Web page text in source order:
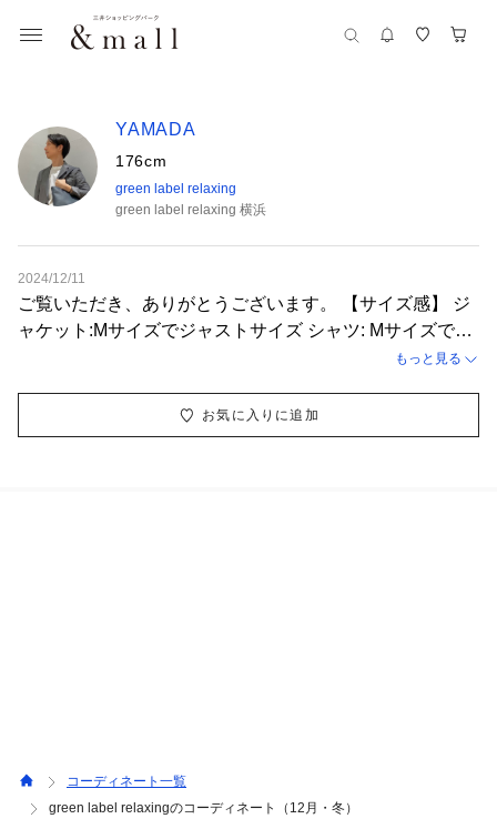
YAMADA
176cm
green label relaxing
green label relaxing 横浜
2024/12/11
ご覧いただき、ありがとうございます。 【サイズ感】 ジ
ャケット:Mサイズでジャストサイズ シャツ: Mサイズでジ
ャストサイズ パンツ: Mサイズでジャストサイズ 【コーデ
綺麗目カジュアルにコーディネートしました。冬場は上か
らジャケットやアウターを重ねても良いですね♪ ご利用ご
もっと見る
お気に入りに追加
コーディネート一覧
green label relaxingのコーディネート（12月・冬）